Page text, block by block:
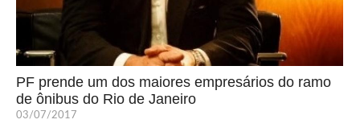
PF prende um dos maiores empresários do ramo
de ônibus do Rio de Janeiro
03/07/2017